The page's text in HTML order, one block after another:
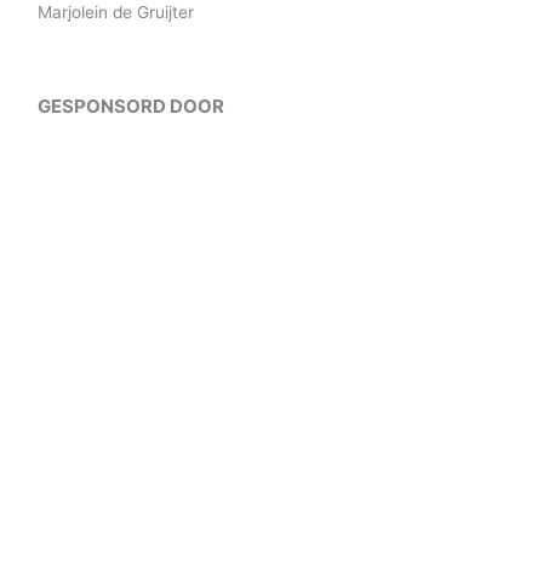
Marjolein de Gruijter
GESPONSORD DOOR